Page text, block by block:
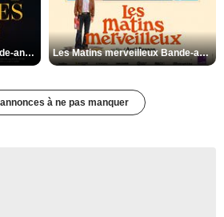
Les Silences de Riyad Bande-annonce VO STFR Les Matins merveilleux Bande-annonce VF
à ne pas manquer